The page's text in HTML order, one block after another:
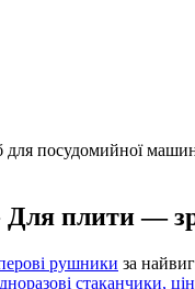
плити —
рушники за
стаканчики,